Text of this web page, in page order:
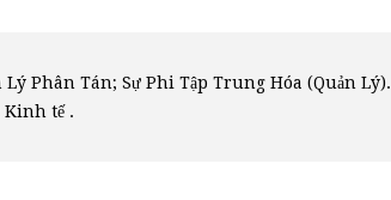
Phân Tán; Sự Phi Tập Trung Hóa (Quản Lý).
Kinh tế .